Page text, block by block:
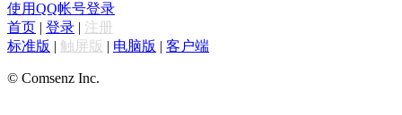
使用QQ帐号登录
首页 | 登录 | 注册
标准版 | 触屏版 | 电脑版 | 客户端
© Comsenz Inc.